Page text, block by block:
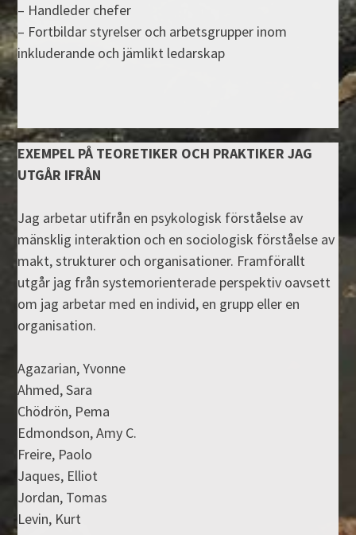
– Handleder chefer
– Fortbildar styrelser och arbetsgrupper inom
inkluderande och jämlikt ledarskap
EXEMPEL PÅ TEORETIKER OCH PRAKTIKER JAG
UTGÅR IFRÅN
Jag arbetar utifrån en psykologisk förståelse av
mänsklig interaktion och en sociologisk förståelse av
makt, strukturer och organisationer. Framförallt
utgår jag från systemorienterade perspektiv oavsett
om jag arbetar med en individ, en grupp eller en
organisation.
Agazarian, Yvonne
Ahmed, Sara
Chödrön, Pema
Edmondson, Amy C.
Freire, Paolo
Jaques, Elliot
Jordan, Tomas
Levin, Kurt